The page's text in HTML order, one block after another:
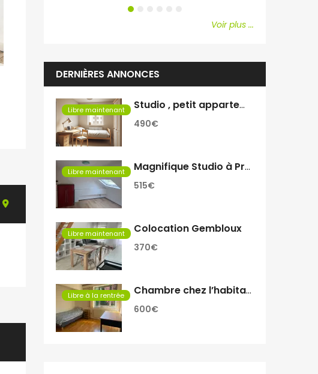
Voir plus ...
DERNIÈRES ANNONCES
Libre maintenant Studio , petit appartement
490€
Libre maintenant Magnifique Studio à Proximité de Rive Gauche
515€
Libre maintenant Colocation Gembloux
370€
Libre à la rentrée Chambre chez l’habitant
600€